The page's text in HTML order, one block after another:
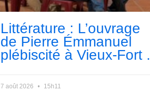
Littérature : L’ouvrage
de Pierre Émmanuel
plébiscité à Vieux-Fort .
7 août 2026 15h11